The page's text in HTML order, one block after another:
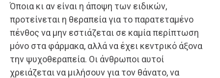
Όποια κι αν είναι η άποψη των ειδικών,
προτείνεται η θεραπεία για το παρατεταμένο
πένθος να μην εστιάζεται σε καμία περίπτωση
μόνο στα φάρμακα, αλλά να έχει κεντρικό άξονα
την ψυχοθεραπεία. Οι άνθρωποι αυτοί
χρειάζεται να μιλήσουν για τον θάνατο, να